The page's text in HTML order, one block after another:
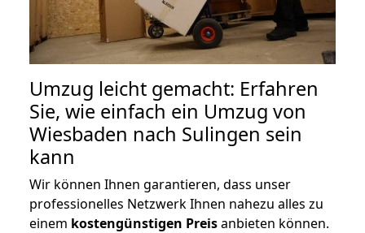
Umzug leicht gemacht: Erfahren
Sie, wie einfach ein Umzug von
Wiesbaden nach Sulingen sein
kann
Wir können Ihnen garantieren, dass unser
professionelles Netzwerk Ihnen nahezu alles zu
einem kostengünstigen Preisanbieten können.